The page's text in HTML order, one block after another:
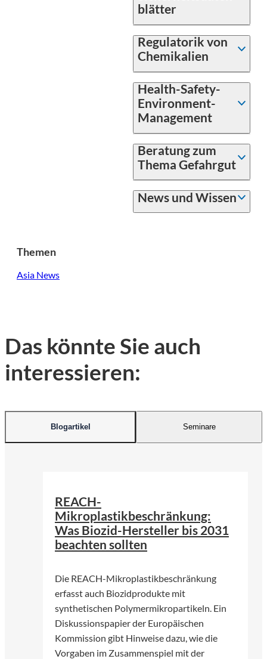
blätter
Regulatorik von
Chemikalien
Health-Safety-
Environment-
Management
Beratung zum
Thema Gefahrgut
News und Wissen
Themen
Asia News
Das könnte Sie auch
interessieren:
Blogartikel Seminare
REACH-
Mikroplastikbeschränkung:
Was Biozid-Hersteller bis 2031
beachten sollten
Die REACH-Mikroplastikbeschränkung
erfasst auch Biozidprodukte mit
synthetischen Polymermikropartikeln. Ein
Diskussionspapier der Europäischen
Kommission gibt Hinweise dazu, wie die
Vorgaben im Zusammenspiel mit der